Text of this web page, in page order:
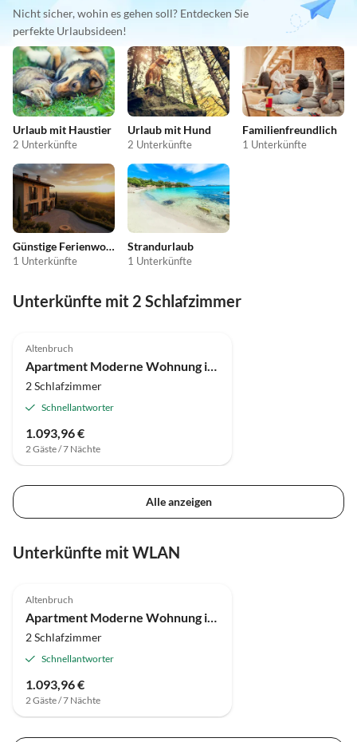
Nicht sicher, wohin es gehen soll? Entdecken Sie
perfekte Urlaubsideen!
Urlaub mit Haustier
2 Unterkünfte
Urlaub mit Hund
2 Unterkünfte
Familienfreundlich
1 Unterkünfte
Günstige Ferienwohnungen
1 Unterkünfte
Strandurlaub
1 Unterkünfte
Unterkünfte mit 2 Schlafzimmer
Altenbruch
Apartment Moderne Wohnung in Cuxhaven
2 Schlafzimmer
Schnellantworter
1.093,96 €
2 Gäste / 7 Nächte
Alle anzeigen
Unterkünfte mit WLAN
Altenbruch
Apartment Moderne Wohnung in Cuxhaven
2 Schlafzimmer
Schnellantworter
1.093,96 €
2 Gäste / 7 Nächte